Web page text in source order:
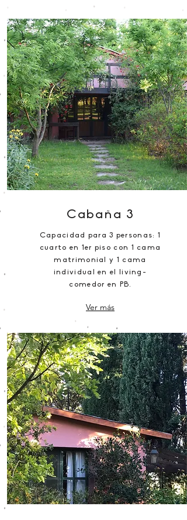
Cabaña 3
Capacidad para 3 personas: 1
cuarto en 1er piso con 1 cama
matrimonial y 1 cama
individual en el living-
comedor en PB.
Ver más